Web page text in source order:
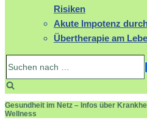
Risiken
Akute Impotenz
Übertherapie am
Gesundheit im Netz – Infos über
Wellness